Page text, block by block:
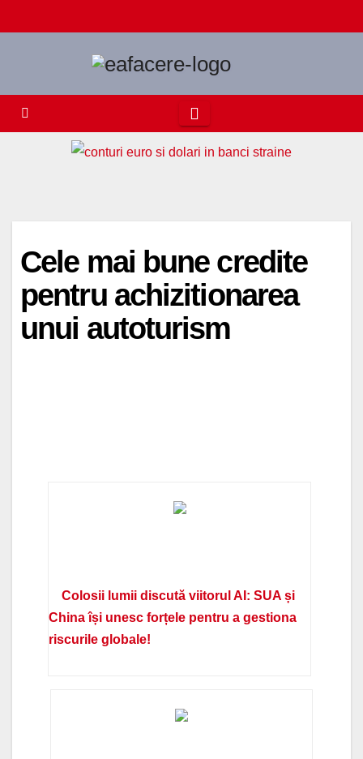
to
Cele mai bune credite
pentru achizitionarea
unui autoturism
Colosii lumii discută viitorul AI: SUA și
China își unesc forțele pentru a gestiona
riscurile globale!